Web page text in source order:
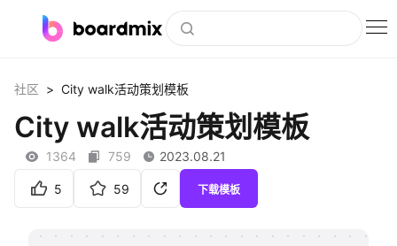
下载
社区 > City walk活动策划模板
City walk活动策划模板
1364 759 2023.08.21
5 59 下载模板